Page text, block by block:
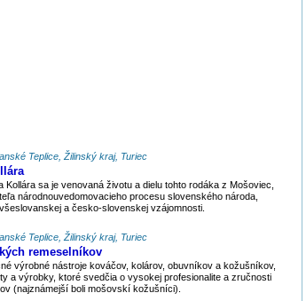
Teplice, Žilinský kraj, Turiec
Kollára sa je venovaná životu a dielu tohto rodáka z Mošoviec,
národnouvedomovacieho procesu slovenského národa,
a česko-slovenskej vzájomnosti.
Teplice, Žilinský kraj, Turiec
remeselníkov
výrobné nástroje kováčov, kolárov, obuvníkov a kožušníkov,
a výrobky, ktoré svedčia o vysokej profesionalite a zručnosti
(najznámejší boli mošovskí kožušníci).